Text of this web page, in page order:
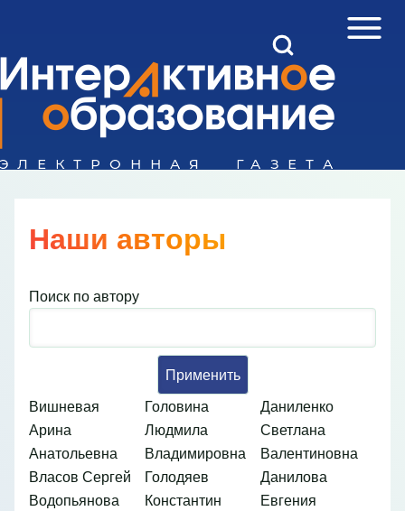
Поиск
Open Sidebar
Open Search Block
Наши авторы
Поиск по автору
Вишневая
Арина
Анатольевна
Власов Сергей
Водопьянова
Головина
Людмила
Владимировна
Голодяев
Константин
Даниленко
Светлана
Валентиновна
Данилова
Евгения